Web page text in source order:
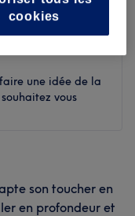
par évaluation
une idée de la
vous
son toucher en
en profondeur et
cookies